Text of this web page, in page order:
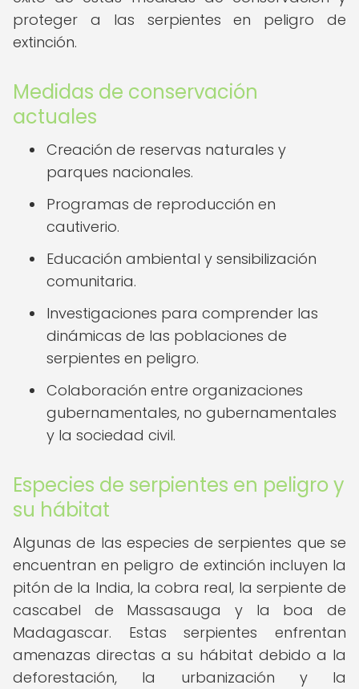
proteger a las serpientes en peligro de
extinción.
Medidas de conservación
actuales
Creación de reservas naturales y
parques nacionales.
Programas de reproducción en
cautiverio.
Educación ambiental y sensibilización
comunitaria.
Investigaciones para comprender las
dinámicas de las poblaciones de
serpientes en peligro.
Colaboración entre organizaciones
gubernamentales, no gubernamentales
y la sociedad civil.
Especies de serpientes en peligro y
su hábitat
Algunas de las especies de serpientes que se
encuentran en peligro de extinción incluyen la
pitón de la India, la cobra real, la serpiente de
cascabel de Massasauga y la boa de
Madagascar. Estas serpientes enfrentan
amenazas directas a su hábitat debido a la
deforestación, la urbanización y la